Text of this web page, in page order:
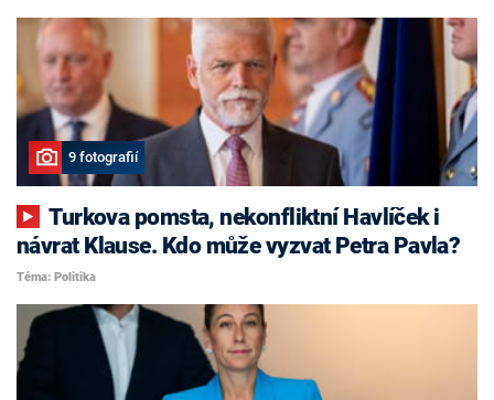
9 fotografií
Turkova pomsta, nekonfliktní Havlíček i
návrat Klause. Kdo může vyzvat Petra Pavla?
Téma: Politika